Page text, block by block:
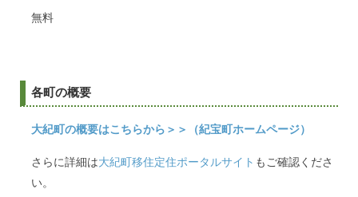
無料
各町の概要
大紀町の概要はこちらから＞＞（紀宝町ホームページ）
さらに詳細は大紀町移住定住ポータルサイト もご確認くださ
い。